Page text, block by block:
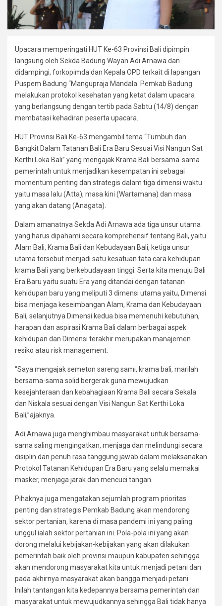
Upacara memperingati HUT Ke-63 Provinsi Bali dipimpin
langsung oleh Sekda Badung Wayan Adi Arnawa dan
didampingi, forkopimda dan Kepala OPD terkait di lapangan
Puspem Badung “Mangupraja Mandala. Pemkab Badung
melakukan protokol kesehatan yang ketat dalam upacara
yang berlangsung dengan tertib pada Sabtu (14/8) dengan
membatasi kehadiran peserta upacara.
HUT Provinsi Bali Ke-63 mengambil tema “Tumbuh dan
Bangkit Dalam Tatanan Bali Era Baru Sesuai Visi Nangun Sat
Kerthi Loka Bali” yang mengajak Krama Bali bersama-sama
pemerintah untuk menjadikan kesempatan ini sebagai
momentum penting dan strategis dalam tiga dimensi waktu
yaitu masa lalu (Atta), masa kini (Wartamana) dan masa
yang akan datang (Anagata).
Dalam amanatnya Sekda Adi Arnawa ada tiga unsur utama
yang harus dipahami secara komprehensif tentang Bali, yaitu
Alam Bali, Krama Bali dan Kebudayaan Bali, ketiga unsur
utama tersebut menjadi satu kesatuan tata cara kehidupan
krama Bali yang berkebudayaan tinggi. Serta kita menuju Bali
Era Baru yaitu suatu Era yang ditandai dengan tatanan
kehidupan baru yang meliputi 3 dimensi utama yaitu, Dimensi
bisa menjaga keseimbangan Alam, Krama dan Kebudayaan
Bali, selanjutnya Dimensi kedua bisa memenuhi kebutuhan,
harapan dan aspirasi Krama Bali dalam berbagai aspek
kehidupan dan Dimensi terakhir merupakan manajemen
resiko atau risk management.
“Saya mengajak semeton sareng sami, krama bali, marilah
bersama-sama solid bergerak guna mewujudkan
kesejahteraan dan kebahagiaan Krama Bali secara Sekala
dan Niskala sesuai dengan Visi Nangun Sat Kerthi Loka
Bali,”ajaknya.
Adi Arnawa juga menghimbau masyarakat untuk bersama-
sama saling mengingatkan, menjaga dan melindungi secara
disiplin dan penuh rasa tanggung jawab dalam melaksanakan
Protokol Tatanan Kehidupan Era Baru yang selalu memakai
masker, menjaga jarak dan mencuci tangan.
Pihaknya juga mengatakan sejumlah program prioritas
penting dan strategis Pemkab Badung akan mendorong
sektor pertanian, karena di masa pandemi ini yang paling
unggul ialah sektor pertanian ini. Pola-pola ini yang akan
dorong melalui kebijakan-kebijakan yang akan dilakukan
pemerintah baik oleh provinsi maupun kabupaten sehingga
akan mendorong masyarakat kita untuk menjadi petani dan
pada akhirnya masyarakat akan bangga menjadi petani.
Inilah tantangan kita kedepannya bersama pemerintah dan
masyarakat untuk mewujudkannya sehingga Bali tidak hanya